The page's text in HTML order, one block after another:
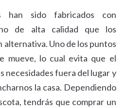
han sido fabricados con
de alta calidad que los
alternativa. Uno de los puntos
mueve, lo cual evita que el
necesidades fuera del lugar y
la casa. Dependiendo
tendrás que comprar un